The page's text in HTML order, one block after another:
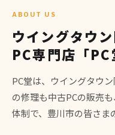
ABOUT US
ウイングタウ
PC専門店「PC
PC堂は、ウイングタウ
の修理も中古PCの販売
体制で、豊川市の皆さま